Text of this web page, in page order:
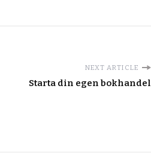
NEXT ARTICLE
Starta din egen bokhandel